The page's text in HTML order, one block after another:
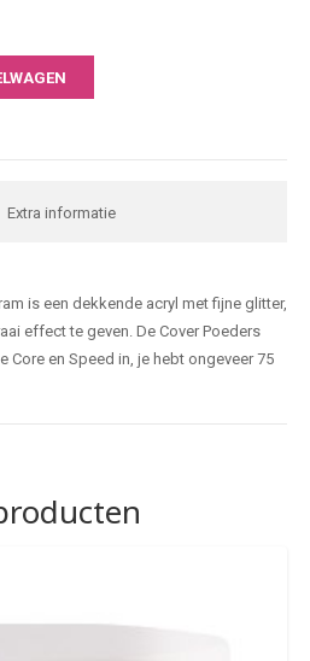
Extra informatie
is een dekkende acryl met fijne glitter,
effect te geven. De Cover Poeders
Core en Speed in, je hebt ongeveer 75